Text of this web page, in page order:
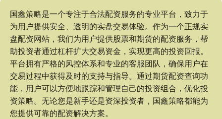
国鑫策略是一个专注于合法配资服务的专业平台，致力于
为用户提供安全、透明的实盘交易体验。作为一个正规实
盘配资网站，我们为用户提供股票和期货的配资服务，帮
助投资者通过杠杆扩大交易资金，实现更高的投资回报。
平台拥有严格的风控体系和专业的客服团队，确保用户在
交易过程中获得及时的支持与指导。通过期货配资查询功
能，用户可以方便地跟踪和管理自己的投资组合，优化投
资策略。无论您是新手还是资深投资者，国鑫策略都能为
您提供可靠的配资解决方案。